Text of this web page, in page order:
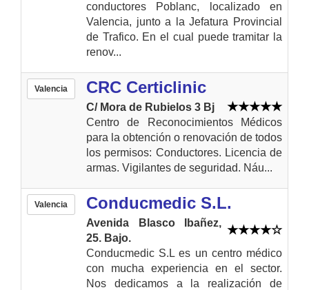
conductores Poblanc, localizado en
Valencia, junto a la Jefatura Provincial
de Trafico. En el cual puede tramitar la
renov...
Valencia CRC Certiclinic
C/ Mora de Rubielos 3 Bj
Centro de Reconocimientos Médicos
para la obtención o renovación de todos
los permisos: Conductores. Licencia de
armas. Vigilantes de seguridad. Náu...
Valencia Conducmedic S.L.
Avenida Blasco Ibañez,
25. Bajo.
Conducmedic S.L es un centro médico
con mucha experiencia en el sector.
Nos dedicamos a la realización de